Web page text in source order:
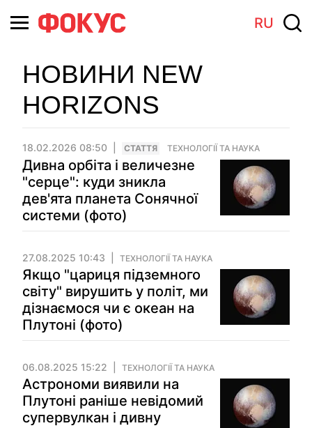
RU
НОВИНИ NEW
HORIZONS
18.02.2026 08:50 СТАТТЯ ТЕХНОЛОГІЇ ТА НАУКА
Дивна орбіта і величезне
"серце": куди зникла
дев'ята планета Сонячної
системи (фото)
27.08.2025 10:43 ТЕХНОЛОГІЇ ТА НАУКА
Якщо "цариця підземного
світу" вирушить у політ, ми
дізнаємося чи є океан на
Плутоні (фото)
06.08.2025 15:22 ТЕХНОЛОГІЇ ТА НАУКА
Астрономи виявили на
Плутоні раніше невідомий
супервулкан і дивну